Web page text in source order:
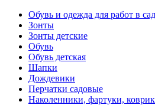
Обувь и одежда для работ в
Зонты
Зонты детские
Обувь
Обувь детская
Шапки
Дождевики
Перчатки садовые
Наколенники, фартуки,